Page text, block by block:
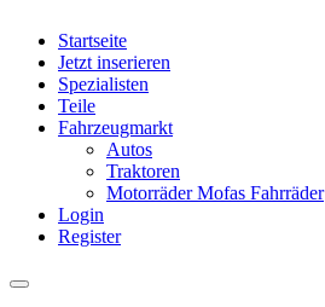
Startseite
Jetzt inserieren
Spezialisten
Teile
Fahrzeugmarkt
Autos
Traktoren
Motorräder Mofas Fahrräder
Login
Register